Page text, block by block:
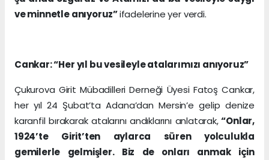
ve minnetle anıyoruz”ifadelerine yer verdi.
Cankar: “Her yıl bu vesileyle atalarımızı anıyoruz”
Çukurova Girit Mübadilleri Derneği Üyesi Fatoş Cankar,
her yıl 24 Şubat’ta Adana’dan Mersin’e gelip denize
karanfil bırakarak atalarını andıklarını anlatarak,“Onlar,
1924’te Girit’ten aylarca süren yolculukla
gemilerle gelmişler. Biz de onları anmak için